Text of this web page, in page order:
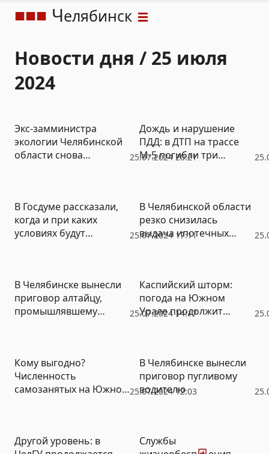
Челябинск
Новости дня / 25 июля
2024
25.07.2024 20:21
Экс-замминистра
экологии Челябинской
области снова
Дождь и нарушение
ПДД: в ДТП на трассе
М-5 погибли три
25.07.2024 17:11
В Госдуме рассказали,
когда и при каких
условиях будут
В Челябинской области
резко снизилась
выдача ипотечных
25.07.2024 14:17
В Челябинске вынесли
приговор алтайцу,
промышлявшему
Каспийский шторм:
погода на Южном
Урале продолжит
25.07.2024 12:03
Кому выгодно?
Численность
самозанятых на Южном
В Челябинске вынесли
приговор пугливому
водителю
Другой уровень: в
Службы